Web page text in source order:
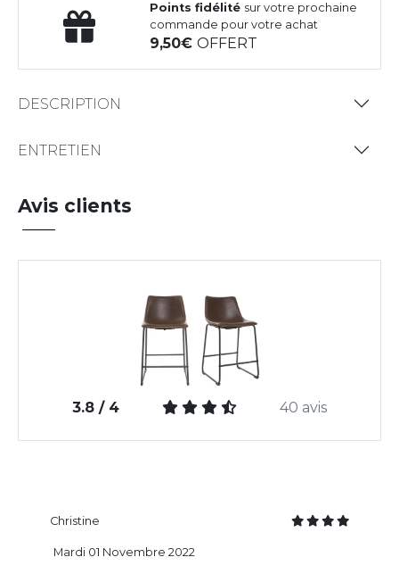
Points fidélité sur votre prochaine
commande pour votre achat
9,50OFFERT
DESCRIPTION
ENTRETIEN
Avis clients
3.8 / 4 40 avis
Christine
Mardi 01 Novembre 2022